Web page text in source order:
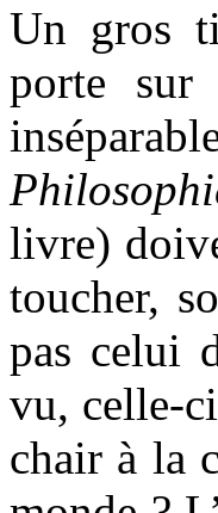
Un gros
porte
livre)
toucher,
pas celui
vu, celle-
chair à la